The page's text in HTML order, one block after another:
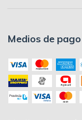
Medios de pago